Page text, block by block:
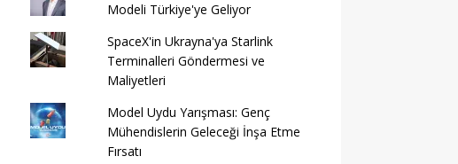
Modeli Türkiye'ye Geliyor
SpaceX'in Ukrayna'ya Starlink
Terminalleri Göndermesi ve
Maliyetleri
Model Uydu Yarışması: Genç
Mühendislerin Geleceği İnşa Etme
Fırsatı